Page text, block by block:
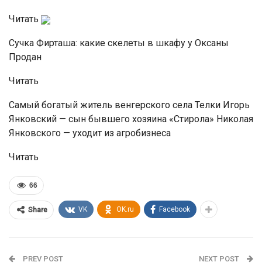
Читать
Сучка Фирташа: какие скелеты в шкафу у Оксаны
Продан
Читать
Самый богатый житель венгерского села Телки Игорь
Янковский — сын бывшего хозяина «Стирола» Николая
Янковского — уходит из агробизнеса
Читать
66
Share VK OK.ru Facebook
PREV POST NEXT POST